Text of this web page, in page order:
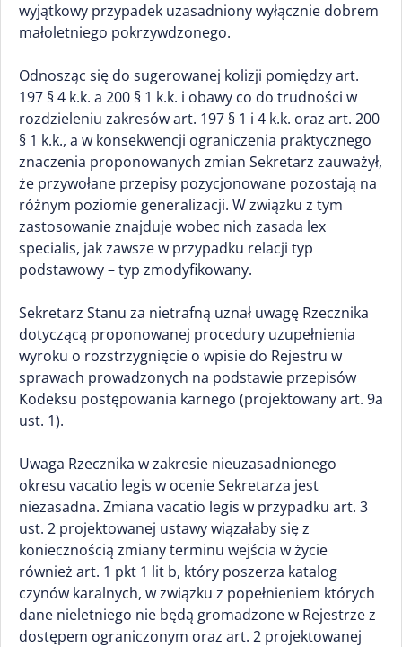
wyjątkowy przypadek uzasadniony wyłącznie dobrem
małoletniego pokrzywdzonego.
Odnosząc się do sugerowanej kolizji pomiędzy art.
197 § 4 k.k. a 200 § 1 k.k. i obawy co do trudności w
rozdzieleniu zakresów art. 197 § 1 i 4 k.k. oraz art. 200
§ 1 k.k., a w konsekwencji ograniczenia praktycznego
znaczenia proponowanych zmian Sekretarz zauważył,
że przywołane przepisy pozycjonowane pozostają na
różnym poziomie generalizacji. W związku z tym
zastosowanie znajduje wobec nich zasada lex
specialis, jak zawsze w przypadku relacji typ
podstawowy – typ zmodyfikowany.
Sekretarz Stanu za nietrafną uznał uwagę Rzecznika
dotyczącą proponowanej procedury uzupełnienia
wyroku o rozstrzygnięcie o wpisie do Rejestru w
sprawach prowadzonych na podstawie przepisów
Kodeksu postępowania karnego (projektowany art. 9a
ust. 1).
Uwaga Rzecznika w zakresie nieuzasadnionego
okresu vacatio legis w ocenie Sekretarza jest
niezasadna. Zmiana vacatio legis w przypadku art. 3
ust. 2 projektowanej ustawy wiązałaby się z
koniecznością zmiany terminu wejścia w życie
również art. 1 pkt 1 lit b, który poszerza katalog
czynów karalnych, w związku z popełnieniem których
dane nieletniego nie będą gromadzone w Rejestrze z
dostępem ograniczonym oraz art. 2 projektowanej